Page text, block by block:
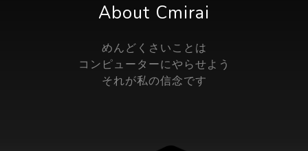
About Cmirai
めんどくさいことは
コンピューターにやらせよう
それが私の信念です